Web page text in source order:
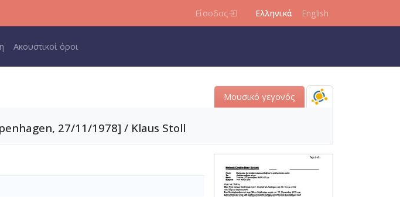
Είσοδος Ελληνικά English
Ακουστικοί όροι
Μουσικό γεγονός
27/11/1978] / Klaus Stoll